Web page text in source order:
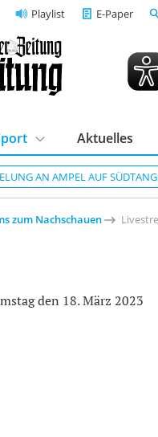
Playlist E-Paper
AN AMPEL AUF
Aktuelles
zum Nachschauen
den 18. März 2023